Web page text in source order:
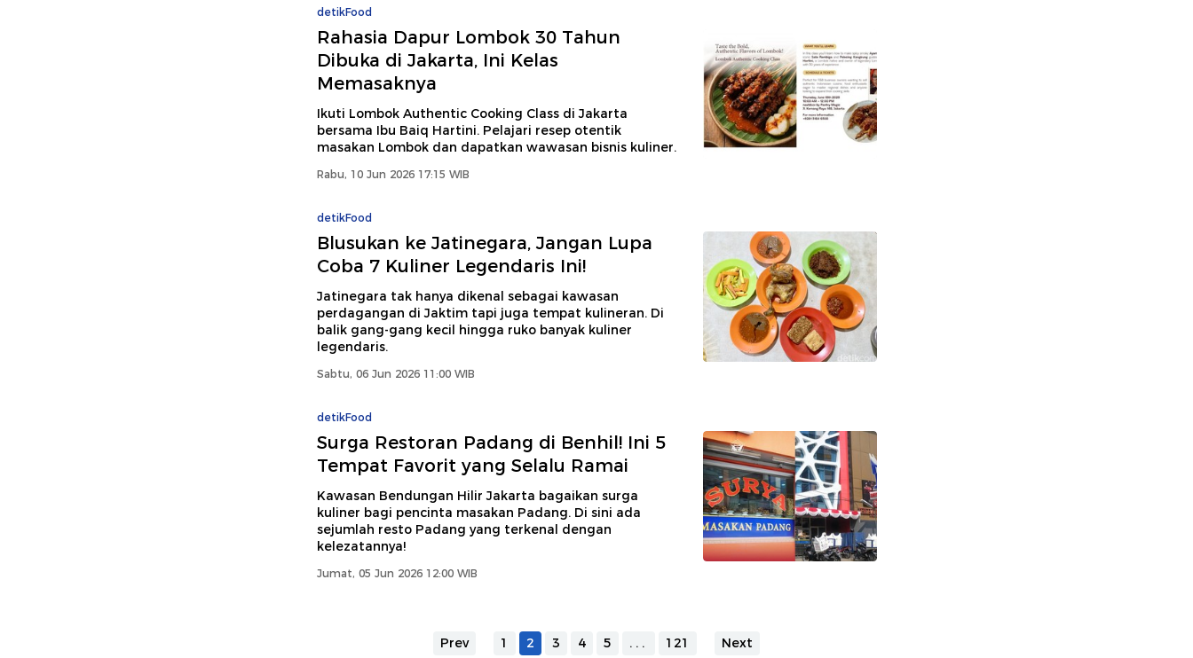
detikFood
Rahasia Dapur Lombok 30 Tahun
Dibuka di Jakarta, Ini Kelas
Memasaknya
Ikuti Lombok Authentic Cooking Class di Jakarta
bersama Ibu Baiq Hartini. Pelajari resep otentik
masakan Lombok dan dapatkan wawasan bisnis kuliner.
Rabu, 10 Jun 2026 17:15 WIB
detikFood
Blusukan ke Jatinegara, Jangan Lupa
Coba 7 Kuliner Legendaris Ini!
Jatinegara tak hanya dikenal sebagai kawasan
perdagangan di Jaktim tapi juga tempat kulineran. Di
balik gang-gang kecil hingga ruko banyak kuliner
legendaris.
Sabtu, 06 Jun 2026 11:00 WIB
detikFood
Surga Restoran Padang di Benhil! Ini 5
Tempat Favorit yang Selalu Ramai
Kawasan Bendungan Hilir Jakarta bagaikan surga
kuliner bagi pencinta masakan Padang. Di sini ada
sejumlah resto Padang yang terkenal dengan
kelezatannya!
Jumat, 05 Jun 2026 12:00 WIB
Prev 1 2 3 4 5 ... 121 Next